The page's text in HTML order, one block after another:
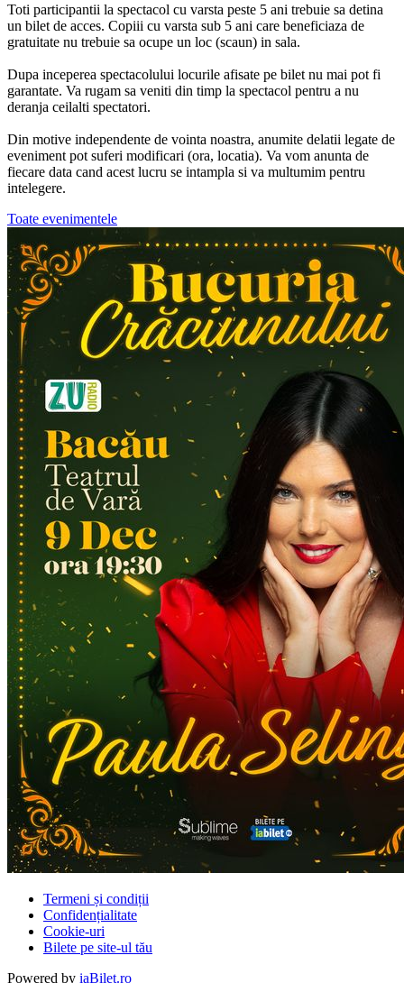
Toti participantii la spectacol cu varsta peste 5 ani trebuie sa detina
un bilet de acces. Copiii cu varsta sub 5 ani care beneficiaza de
gratuitate nu trebuie sa ocupe un loc (scaun) in sala.
Dupa inceperea spectacolului locurile afisate pe bilet nu mai pot fi
garantate. Va rugam sa veniti din timp la spectacol pentru a nu
deranja ceilalti spectatori.
Din motive independente de vointa noastra, anumite delatii legate de
eveniment pot suferi modificari (ora, locatia). Va vom anunta de
fiecare data cand acest lucru se intampla si va multumim pentru
intelegere.
Toate evenimentele
Termeni și condiții
Confidențialitate
Cookie-uri
Bilete pe site-ul tău
Powered by iaBilet.ro